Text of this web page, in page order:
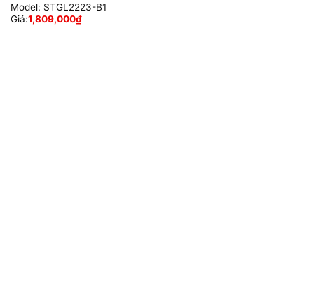
Model: STGL2223-B1
Giá:1,809,000₫